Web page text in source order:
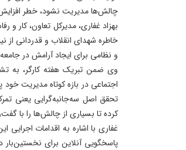
چالش‌ها مدیریت نشود، خطر
بهزاد غفاری، مدیرکل تعاون، کار و
خاطره شهدای انقلاب و قدردانی از
و نظامی برای ایجاد آرامش در
وی ضمن تبریک هفته کارگر، به
اجتماعی در بازه کوتاه مدیریت
تحقق اصل سه‌جانبه‌گرایی یعنی
کرده تا بسیاری از چالش‌ها را با
غفاری با اشاره به اقدامات
پاسخگویی آنلاین برای نخستین‌بار